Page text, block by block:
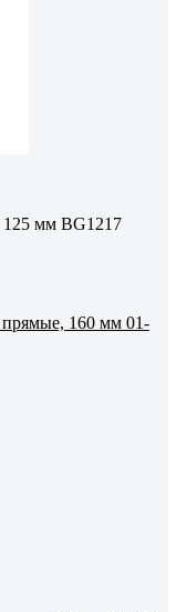
мм BG1217